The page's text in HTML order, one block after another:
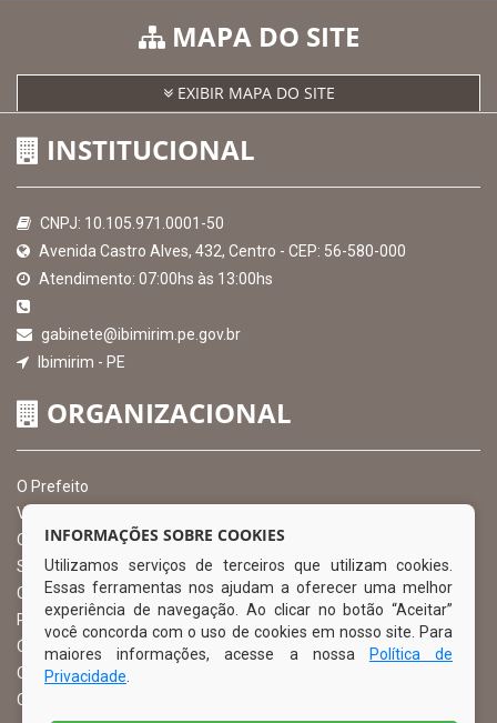
MAPA DO SITE
EXIBIR MAPA DO SITE
INSTITUCIONAL
CNPJ: 10.105.971.0001-50
Avenida Castro Alves, 432, Centro - CEP: 56-580-000
Atendimento: 07:00hs às 13:00hs
gabinete@ibimirim.pe.gov.br
Ibimirim - PE
ORGANIZACIONAL
O Prefeito
Vice Prefeito
Ouvidoria Municipal
Serviço de Informação ao Cidadão – SIC
Chefe de Gabinete
Procuradoria Geral
Órgão de Controle Interno
Organograma
Comissão Permanente de Licitação – CPL
INFORMAÇÕES SOBRE COOKIES
Utilizamos serviços de terceiros que utilizam cookies.
Essas ferramentas nos ajudam a oferecer uma melhor
experiência de navegação. Ao clicar no botão “Aceitar”
você concorda com o uso de cookies em nosso site. Para
maiores informações, acesse a nossa
Política de
Privacidade